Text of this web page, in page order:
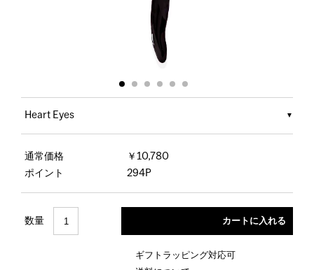
Heart Eyes
通常価格
￥10,780
ポイント
294P
数量
ギフトラッピング対応可